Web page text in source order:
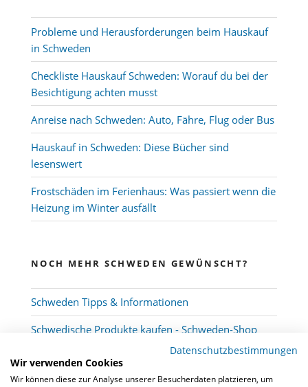
Probleme und Herausforderungen beim Hauskauf
in Schweden
Checkliste Hauskauf Schweden: Worauf du bei der
Besichtigung achten musst
Anreise nach Schweden: Auto, Fähre, Flug oder Bus
Hauskauf in Schweden: Diese Bücher sind
lesenswert
Frostschäden im Ferienhaus: Was passiert wenn die
Heizung im Winter ausfällt
NOCH MEHR SCHWEDEN GEWÜNSCHT?
Schweden Tipps & Informationen
Schwedische Produkte kaufen - Schweden-Shop
Datenschutzbestimmungen
Wir verwenden Cookies
Wir können diese zur Analyse unserer Besucherdaten platzieren, um